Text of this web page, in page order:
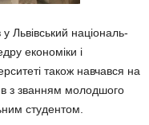
Львівський національ­
економіки і
також навчався на
з зван­ням молодшого
студен­том.